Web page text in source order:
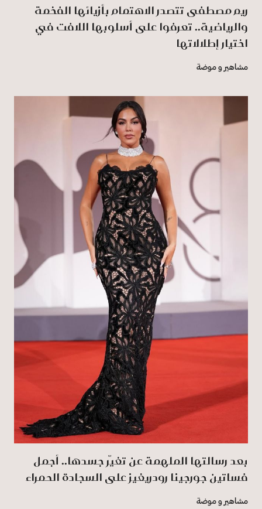
ريم مصطفى تتصدر الاهتمام بأزيائها الفخمة
والرياضية.. تعرفوا على أسلوبها اللافت في
اختيار إطلالاتها
مشاهير و موضة
بعد رسالتها الملهمة عن تغيّر جسدها.. أجمل
فساتين جورجينا رودريغيز على السجادة الحمراء
مشاهير و موضة